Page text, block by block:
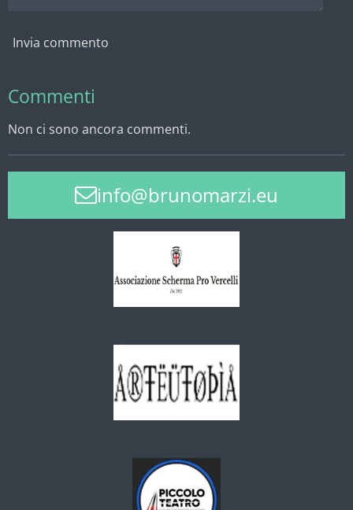
Invia commento
Commenti
Non ci sono ancora commenti.
info@brunomarzi.eu